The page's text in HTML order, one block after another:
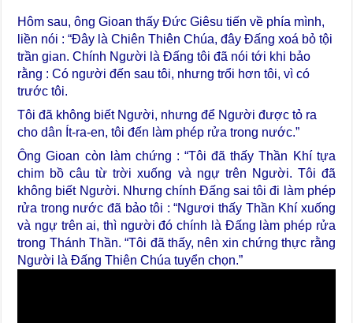
Hôm sau, ông Gioan thấy Đức Giêsu tiến về phía mình,
liền nói : “Đây là Chiên Thiên Chúa, đây Đấng xoá bỏ tội
trần gian. Chính Người là Đấng tôi đã nói tới khi bảo
rằng : Có người đến sau tôi, nhưng trổi hơn tôi, vì có
trước tôi.
Tôi đã không biết Người, nhưng để Người được tỏ ra
cho dân Ít-ra-en, tôi đến làm phép rửa trong nước.”
Ông Gioan còn làm chứng : “Tôi đã thấy Thần Khí tựa
chim bồ câu từ trời xuống và ngự trên Người. Tôi đã
không biết Người. Nhưng chính Đấng sai tôi đi làm phép
rửa trong nước đã bảo tôi : “Ngươi thấy Thần Khí xuống
và ngự trên ai, thì người đó chính là Đấng làm phép rửa
trong Thánh Thần. “Tôi đã thấy, nên xin chứng thực rằng
Người là Đấng Thiên Chúa tuyển chọn.”